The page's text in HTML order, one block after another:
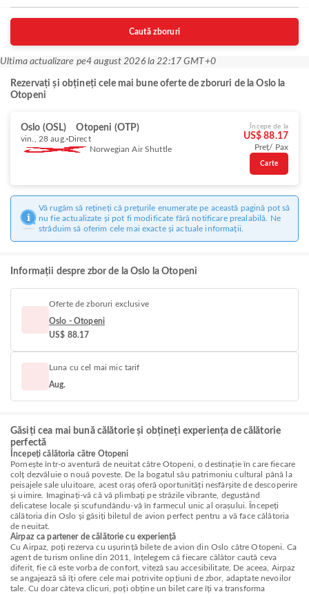
Caută zboruri
Ultima actualizare pe4 august 2026 la 22:17 GMT+0
Rezervați și obțineți cele mai bune oferte de zboruri de la Oslo la
Otopeni
Oslo (OSL) Otopeni (OTP)
vin., 28 aug. Direct
Norwegian Air Shuttle
Începe de la
US$ 88.17
Preț/ Pax
Carte
Vă rugăm să rețineți că prețurile enumerate pe această pagină pot să
nu fie actualizate și pot fi modificate fără notificare prealabilă. Ne
străduim să oferim cele mai exacte și actuale informații.
Informații despre zbor de la Oslo la Otopeni
Oferte de zboruri exclusive
Oslo - Otopeni
US$ 88.17
Luna cu cel mai mic tarif
Aug.
Găsiți cea mai bună călătorie și obțineți experiența de călătorie
perfectă
Începeți călătoria către Otopeni
Pornește într-o aventură de neuitat către Otopeni, o destinație în care fiecare
colț dezvăluie o nouă poveste. De la bogatul său patrimoniu cultural până la
peisajele sale uluitoare, acest oraș oferă oportunități nesfârșite de descoperire
și uimire. Imaginați-vă că vă plimbați pe străzile vibrante, degustând
delicatese locale și scufundându-vă în farmecul unic al orașului. Începeți
călătoria din Oslo și găsiți biletul de avion perfect pentru a vă face călătoria
de neuitat.
Airpaz ca partener de călătorie cu experiență
Cu Airpaz, poți rezerva cu ușurință bilete de avion din Oslo către Otopeni. Ca
agent de turism online din 2011, înțelegem că fiecare călător caută ceva
diferit, fie că este vorba de confort, viteză sau accesibilitate. De aceea, Airpaz
se angajează să îți ofere cele mai potrivite opțiuni de zbor, adaptate nevoilor
tale. Cu doar câteva clicuri, poți obține un bilet care îți va transforma